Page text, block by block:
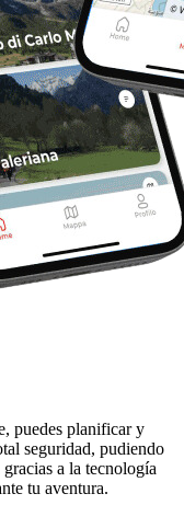
puedes planificar y
seguridad, pudiendo
a la tecnología
tu aventura.